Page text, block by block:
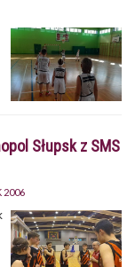
Słupsk z SMS
2006